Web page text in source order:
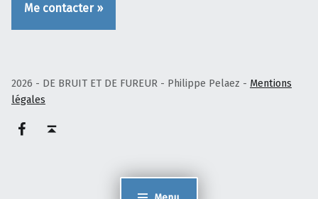
Me contacter »
2026 - DE BRUIT ET DE FUREUR - Philippe Pelaez - Mentions
légales
Facebook – Philippe Pelaez